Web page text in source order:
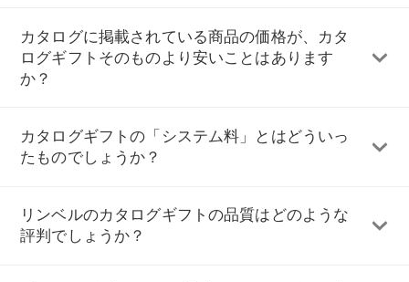
カタログに掲載されている商品の価格が、カタ
ログギフトそのものより安いことはあります
か？
カタログギフトの「システム料」とはどういっ
たものでしょうか？
リンベルのカタログギフトの品質はどのような
評判でしょうか？